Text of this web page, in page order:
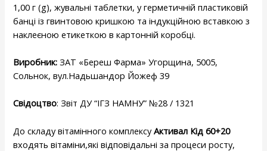
1,00 г (g), жувальні таблетки, у герметичній пластиковій
банці із гвинтовою кришкою та індукційною вставкою з
наклеєною етикеткою в картонній коробці.
Виробник: ЗАТ «Береш Фарма» Угорщина, 5005,
Сольнок, вул.Надьшандор Йожеф 39
Свідоцтво: Звіт ДУ “ІГЗ НАМНУ” №28 / 1321
До складу вітамінного комплексуАктивал Кід 60+20
входять вітаміни,які відповідальні за процеси росту,